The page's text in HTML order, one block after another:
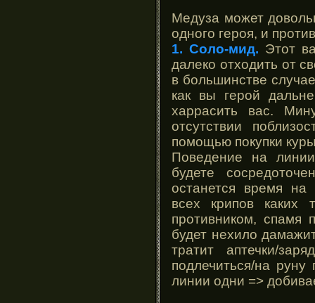
Медуза может
одного героя, и
1. Соло-мид. Этот
далеко отходить от
в большинстве
как вы герой
харрасить вас.
отсутствии
помощью покупки
Поведение на
будете
останется время на
всех крипов каких
противником, спамя
будет нехило
тратит аптечки/
подлечиться/на
линии одни =>